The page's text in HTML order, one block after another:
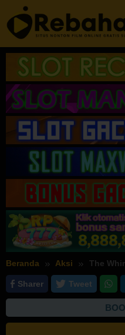
Loncat
ke
konten
Beranda Aksi The
Sharer Tweet